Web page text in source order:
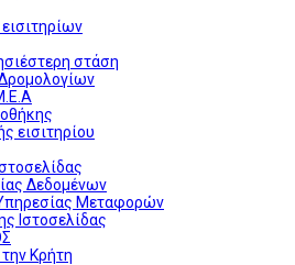
στάση
εισιτηρίου
Δεδομένων
Μεταφορών
Ιστοσελίδας
την Κρήτη